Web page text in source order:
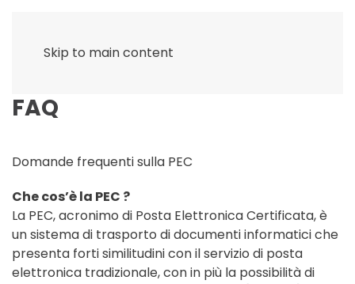
Skip to main content
FAQ
Domande frequenti sulla PEC
Che cos’è la PEC ?
La PEC, acronimo di Posta Elettronica Certificata, è
un sistema di trasporto di documenti informatici che
presenta forti similitudini con il servizio di posta
elettronica tradizionale, con in più la possibilità di